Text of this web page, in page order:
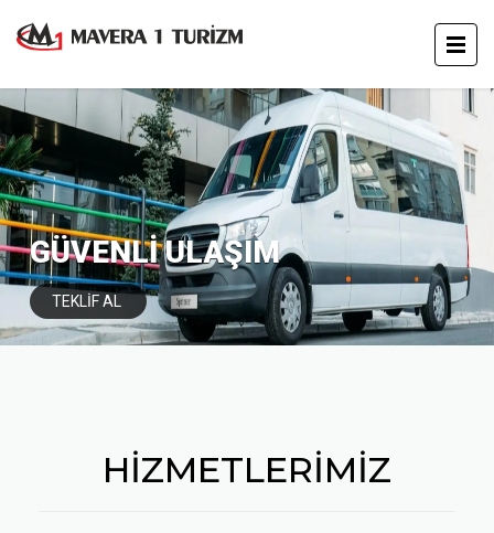
GÜVENLİ ULAŞIM
TEKLİF AL
HİZMETLERİMİZ